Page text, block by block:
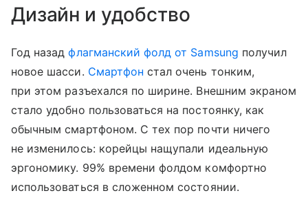
Дизайн и удобство
Год назадфлагманский фолд от Samsung получил
новое шасси. Смартфон стал очень тонким,
при этом разъехался по ширине. Внешним экраном
стало удобно пользоваться на постоянку, как
обычным смартфоном. С тех пор почти ничего
не изменилось: корейцы нащупали идеальную
эргономику. 99% времени фолдом комфортно
использоваться в сложенном состоянии.